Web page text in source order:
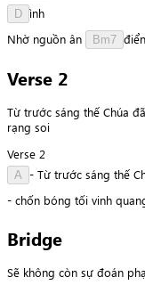
D ình
Nhờ nguồn ân Bm7 điển
Verse 2
Từ trước sáng thế Chúa
rạng soi
Verse 2
A - Từ trước sáng thế
- chốn bóng tối vinh
Bridge
Sẽ không còn sự đoán